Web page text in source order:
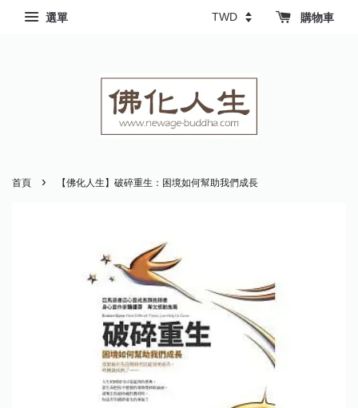
選單 購物車
首頁 › 【佛化人生】破碎重生：困境如何幫助我們成長